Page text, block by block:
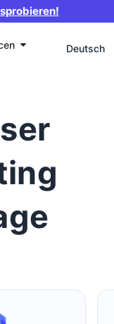
Deutsch